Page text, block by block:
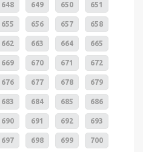
648 649 650 651
655 656 657 658
662 663 664 665
669 670 671 672
676 677 678 679
683 684 685 686
690 691 692 693
697 698 699 700